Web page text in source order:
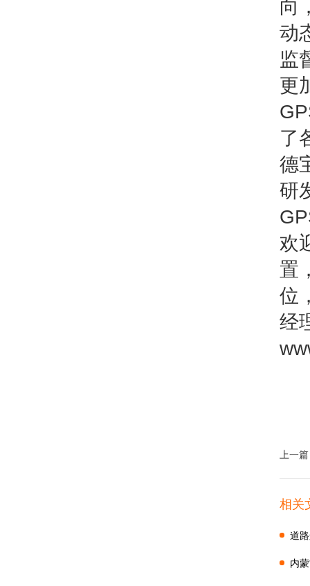
向
动
监
更
了
德
研
欢
置
位
经
上一
相关
道
内